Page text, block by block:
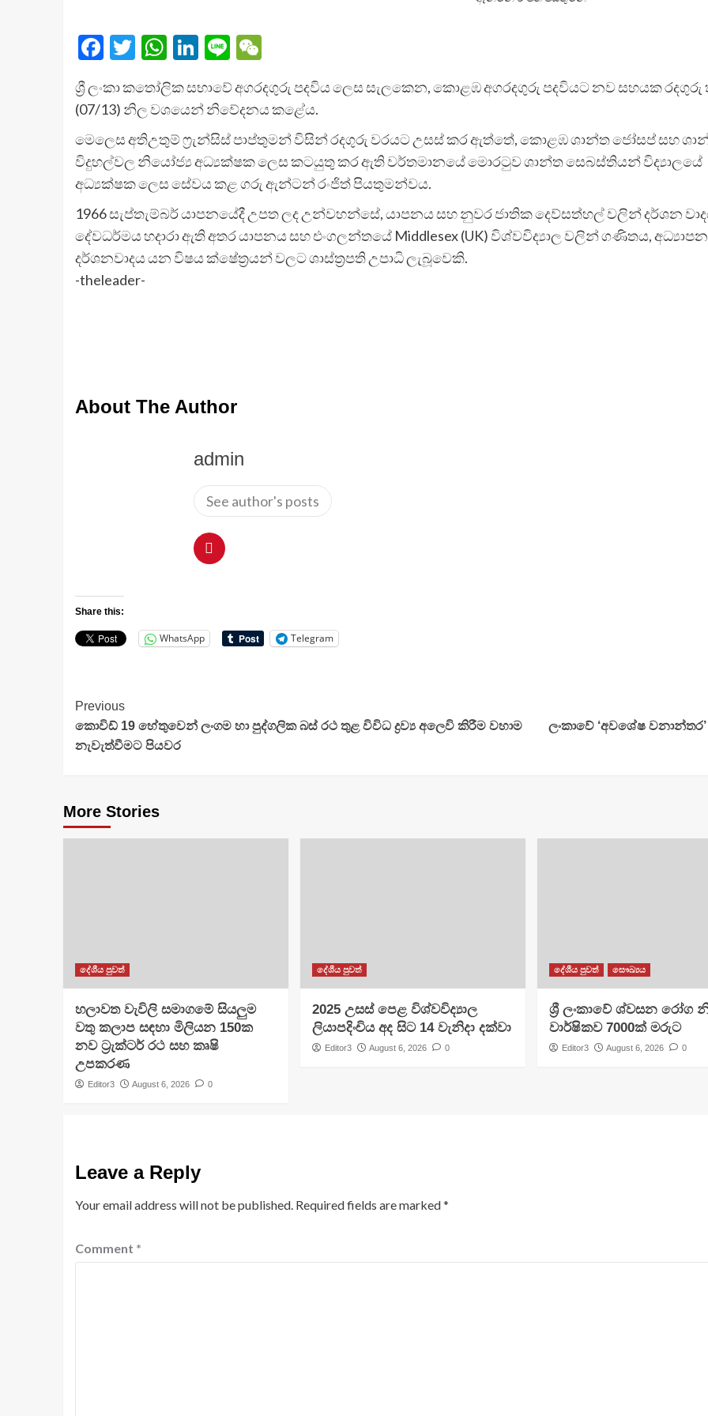
Facebook
Twitter
WhatsApp
LinkedIn
LineWeChat
ශ්‍රී ලංකා කතෝලික සභාවේ අගරදගුරු පදවිය ලෙස සැලකෙන, කොළඹ අගරදගුරු පදවියට නව සහයක
(07/13) නිල වශයෙන් නිවේදනය කළේය.
මෙලෙස අතිඋතුම් ෆ්‍රැන්සිස් පාප්තුමන් විසින් රදගුරු වරයට උසස් කර ඇත්තේ, කොළඹ ශාන්ත ජෝසප් සහ
විදුහල්වල නියෝජ්‍ය අධ්‍යක්ෂක ලෙස කටයුතු කර ඇති වර්තමානයේ මොරටුව ශාන්ත සෙබස්තියන් විද්‍යාලයේ
අධ්‍යක්ෂක ලෙස සේවය කළ ගරු ඇන්ටන් රංජිත් පියතුමන්වය.
1966 සැප්තැම්බර් යාපනයේදී උපත ලද උන්වහන්සේ, යාපනය සහ නුවර ජාතික දෙව්සත්හල් වලින් දර්ශන
දේවධර්මය හදාරා ඇති අතර යාපනය සහ එංගලන්තයේ Middlesex (UK) විශ්වවිද්‍යාල වලින් ගණිතය,
දර්ශනවාදය යන විෂය ක්ෂේත්‍රයන් වලට ශාස්ත්‍රපති උපාධි ලැබූවෙකි.
-theleader-
About The Author
admin
See author's posts
Share this:
WhatsApp Telegram
Continue
Reading
Previous
කොවිඩ් 19 හේතුවෙන් ලංගම හා පුද්ගලික බස් රථ තුළ විවිධ ද්‍රව්‍ය අලෙවි කිරීම වහාම
නැවැත්වීමට පියවර
ලංකාවේ ‘අවශේෂ
More Stories
දේශීය පුවත්
හලාවත වැවිලි සමාගමේ සියලුම
වතු කලාප සඳහා මිලියන 150ක
නව ට්‍රැක්ටර් රථ සහ කෘෂි
උපකරණ
Editor3 August 6, 2026 0
දේශීය පුවත්
​2025 උසස් පෙළ විශ්වවිද්‍යාල
ලියාපදිංචිය අද සිට 14 වැනිදා දක්වා
Editor3 August 6, 2026 0
දේශීය පුවත් සෞඛ්‍යය
ශ්‍රී ලංකාවේ ශ්වසන රෝග
වාර්ෂිකව 7000ක් මරුට
Editor3 August 6, 2026 0
Leave a Reply
Your email address will not be published. Required fields are marked*
Comment *